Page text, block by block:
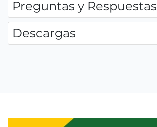
Preguntas y Respuestas
Descargas